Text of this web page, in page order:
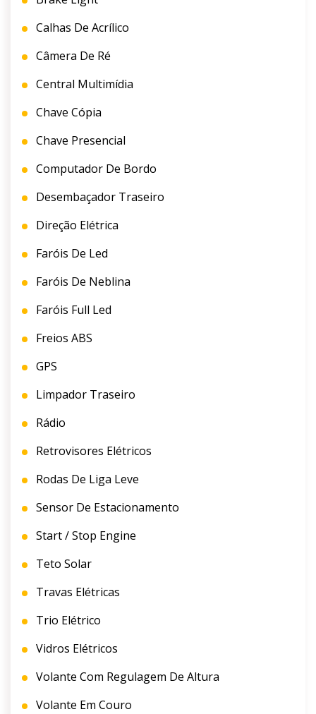
Calhas De Acrílico
Câmera De Ré
Central Multimídia
Chave Cópia
Chave Presencial
Computador De Bordo
Desembaçador Traseiro
Direção Elétrica
Faróis De Led
Faróis De Neblina
Faróis Full Led
Freios ABS
GPS
Limpador Traseiro
Rádio
Retrovisores Elétricos
Rodas De Liga Leve
Sensor De Estacionamento
Start / Stop Engine
Teto Solar
Travas Elétricas
Trio Elétrico
Vidros Elétricos
Volante Com Regulagem De Altura
Volante Em Couro